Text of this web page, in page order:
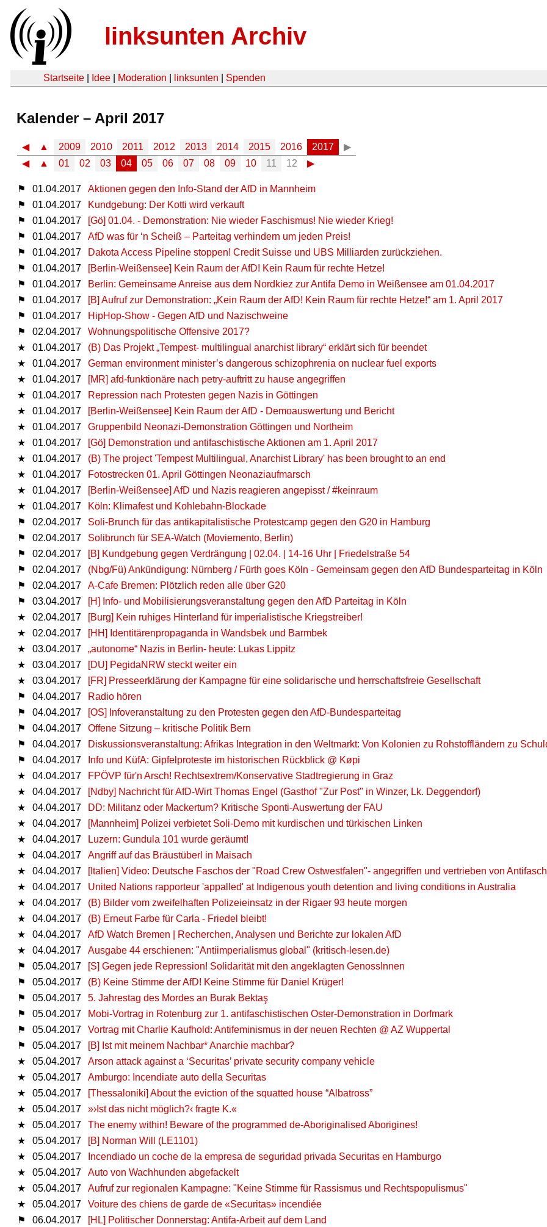
linksunten Archiv
Startseite Idee Moderation linksunten Spenden
Kalender – April 2017
◀ ▲ 2009 2010 2011 2012 2013 2014 2015 2016 2017
▶
◀
▲ 01 02 03 04 05 06 07 08 09 10 11 12 ▶
⚑ 01.04.2017
Aktionen gegen den Info-Stand der AfD in Mannheim
⚑
01.04.2017
Kundgebung: Der Kotti wird verkauft
⚑
01.04.2017
[Gö] 01.04. - Demonstration: Nie wieder Faschismus! Nie wieder Krieg!
⚑
01.04.2017
AfD was für ‘n Scheiß – Parteitag verhindern um jeden Preis!
⚑
01.04.2017
Dakota Access Pipeline stoppen! Credit Suisse und UBS Milliarden zurückziehen.
⚑
01.04.2017
[Berlin-Weißensee] Kein Raum der AfD! Kein Raum für rechte Hetze!
⚑
01.04.2017
Berlin: Gemeinsame Anreise aus dem Nordkiez zur Antifa Demo in Weißensee am 01.04.2017
⚑
01.04.2017
[B] Aufruf zur Demonstration: „Kein Raum der AfD! Kein Raum für rechte Hetze!“ am 1. April 2017
⚑
01.04.2017
HipHop-Show - Gegen AfD und Nazischweine
⚑
02.04.2017
Wohnungspolitische Offensive 2017?
★
01.04.2017
(B) Das Projekt „Tempest- multilingual anarchist library“ erklärt sich für beendet
★
01.04.2017
German environment minister’s dangerous schizophrenia on nuclear fuel exports
★
01.04.2017
[MR] afd-funktionäre nach petry-auftritt zu hause angegriffen
★
01.04.2017
Repression nach Protesten gegen Nazis in Göttingen
★
01.04.2017
[Berlin-Weißensee] Kein Raum der AfD - Demoauswertung und Bericht
★
01.04.2017
Gruppenbild Neonazi-Demonstration Göttingen und Northeim
★
01.04.2017
[Gö] Demonstration und antifaschistische Aktionen am 1. April 2017
★
01.04.2017
(B) The project 'Tempest Multilingual, Anarchist Library' has been brought to an end
★
01.04.2017
Fotostrecken 01. April Göttingen Neonaziaufmarsch
★
01.04.2017
[Berlin-Weißensee] AfD und Nazis reagieren angepisst / #keinraum
★
01.04.2017
Köln: Klimafest und Kohlebahn-Blockade
⚑
02.04.2017
Soli-Brunch für das antikapitalistische Protestcamp gegen den G20 in Hamburg
⚑
02.04.2017
Solibrunch für SEA-Watch (Moviemento, Berlin)
⚑
02.04.2017
[B] Kundgebung gegen Verdrängung | 02.04. | 14-16 Uhr | Friedelstraße 54
⚑
02.04.2017
(Nbg/Fü) Ankündigung: Nürnberg / Fürth goes Köln - Gemeinsam gegen den AfD Bundesparteitag in Köln
⚑
02.04.2017
A-Cafe Bremen: Plötzlich reden alle über G20
⚑
03.04.2017
[H] Info- und Mobilisierungsveranstaltung gegen den AfD Parteitag in Köln
★
02.04.2017
[Burg] Kein ruhiges Hinterland für imperialistische Kriegstreiber!
★
02.04.2017
[HH] Identitärenpropaganda in Wandsbek und Barmbek
★
03.04.2017
„autonome“ Nazis in Berlin- heute: Lukas Lippitz
★
03.04.2017
[DU] PegidaNRW steckt weiter ein
★
03.04.2017
[FR] Presseerklärung der Kampagne für eine solidarische und herrschaftsfreie Gesellschaft
⚑
04.04.2017
Radio hören
⚑
04.04.2017
[OS] Infoveranstaltung zu den Protesten gegen den AfD-Bundesparteitag
⚑
04.04.2017
Offene Sitzung – kritische Politik Bern
⚑
04.04.2017
Diskussionsveranstaltung: Afrikas Integration in den Weltmarkt: Von Kolonien zu Rohstoffländern zu
⚑
04.04.2017
Info und KüfA: Gipfelproteste im historischen Rückblick @ Køpi
★
04.04.2017
FPÖVP für'n Arsch! Rechtsextrem/Konservative Stadtregierung in Graz
★
04.04.2017
[Ndby] Nachricht für AfD-Wirt Thomas Engel (Gasthof "Zur Post" in Winzer, Lk. Deggendorf)
★
04.04.2017
DD: Militanz oder Mackertum? Kritische Sponti-Auswertung der FAU
★
04.04.2017
[Mannheim] Polizei verbietet Soli-Demo mit kurdischen und türkischen Linken
★
04.04.2017
Luzern: Gundula 101 wurde geräumt!
★
04.04.2017
Angriff auf das Bräustüberl in Maisach
★
04.04.2017
[Italien] Video: Deutsche Faschos der "Road Crew Ostwestfalen"- angegriffen und vertrieben von
★
04.04.2017
United Nations rapporteur 'appalled' at Indigenous youth detention and living conditions in Australia
★
04.04.2017
(B) Bilder vom zweifelhaften Polizeieinsatz in der Rigaer 93 heute morgen
★
04.04.2017
(B) Erneut Farbe für Carla - Friedel bleibt!
★
04.04.2017
AfD Watch Bremen | Recherchen, Analysen und Berichte zur lokalen AfD
★
04.04.2017
Ausgabe 44 erschienen: "Antiimperialismus global" (kritisch-lesen.de)
⚑
05.04.2017
[S] Gegen jede Repression! Solidarität mit den angeklagten GenossInnen
⚑
05.04.2017
(B) Keine Stimme der AfD! Keine Stimme für Daniel Krüger!
⚑
05.04.2017
5. Jahrestag des Mordes an Burak Bektaş
⚑
05.04.2017
Mobi-Vortrag in Rotenburg zur 1. antifaschistischen Oster-Demonstration in Dorfmark
⚑
05.04.2017
Vortrag mit Charlie Kaufhold: Antifeminismus in der neuen Rechten @ AZ Wuppertal
⚑
05.04.2017
[B] Ist mit meinem Nachbar* Anarchie machbar?
★
05.04.2017
Arson attack against a ‘Securitas’ private security company vehicle
★
05.04.2017
Amburgo: Incendiate auto della Securitas
★
05.04.2017
[Thessaloniki] About the eviction of the squatted house “Albatross”
★
05.04.2017
»›Ist das nicht möglich?‹ fragte K.«
★
05.04.2017
The enemy within! Beware of the programmed de-Aboriginalised Aborigines!
★
05.04.2017
[B] Norman Will (LE1101)
★
05.04.2017
Incendiado un coche de la empresa de seguridad privada Securitas en Hamburgo
★
05.04.2017
Auto von Wachhunden abgefackelt
★
05.04.2017
Aufruf zur regionalen Kampagne: "Keine Stimme für Rassismus und Rechtspopulismus"
★
05.04.2017
Voiture des chiens de garde de «Securitas» incendiée
⚑
06.04.2017
[HL] Politischer Donnerstag: Antifa-Arbeit auf dem Land